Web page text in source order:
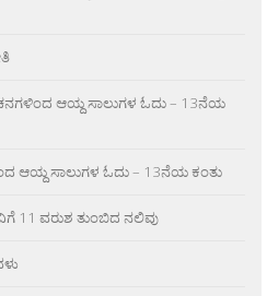
ಆಯ್ದ ಸಾಲುಗಳ ಓದು – 13ನೆಯ
ಆಯ್ದ ಸಾಲುಗಳ ಓದು – 13ನೆಯ ಕಂತು
11 ವರುಶ ತುಂಬಿದ ನಲಿವು